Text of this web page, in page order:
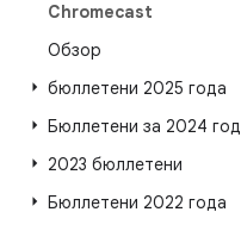
Chromecast
Обзор
бюллетени 2025 года
Бюллетени за 2024 год
2023 бюллетени
Бюллетени 2022 года